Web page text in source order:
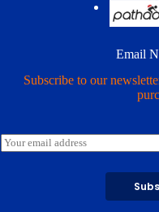
Email
Subscribe to our
E
m